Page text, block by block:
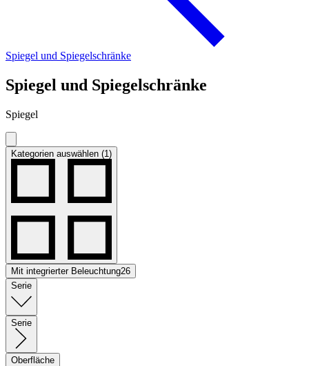
Spiegel und Spiegelschränke
Spiegel und Spiegelschränke
Spiegel
Kategorien auswählen (1)
Mit integrierter Beleuchtung26
Serie
Serie
Oberfläche